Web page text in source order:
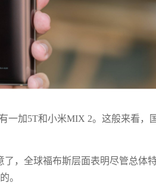
一加5T和小米MIX 2。这般来看，
了，全球福布斯层面表明尽管总体
。